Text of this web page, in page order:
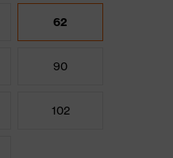
62
90
102